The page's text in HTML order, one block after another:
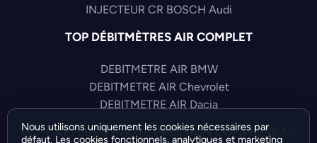
INJECTEUR CR BOSCH Audi
TOP DÉBITMÈTRES AIR COMPLET
DEBITMETRE AIR BMW
DEBITMETRE AIR Chevrolet
DEBITMETRE AIR Dacia
TOP CAPTEURS HAUTE PRESSION COMMONRAIL
Nous utilisons uniquement les cookies nécessaires par
défaut. Les cookies fonctionnels, analytiques et marketing